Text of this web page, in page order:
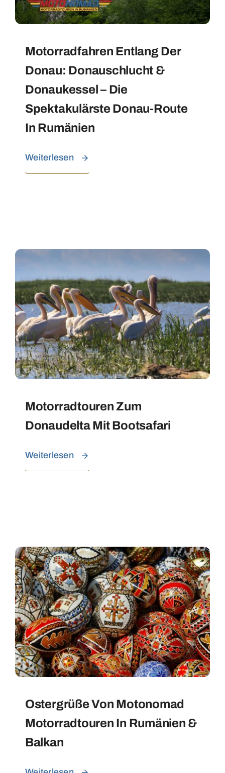
Motorradfahren Entlang Der
Donau: Donauschlucht &
Donaukessel – Die
Spektakulärste Donau-Route
In Rumänien
Weiterlesen
Motorradtouren Zum
Donaudelta Mit Bootsafari
Weiterlesen
Ostergrüße Von Motonomad
Motorradtouren In Rumänien &
Balkan